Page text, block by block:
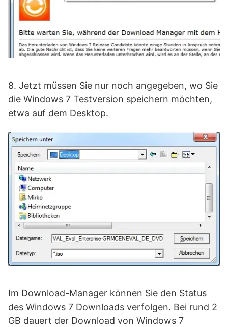
8. Jetzt müssen Sie nur noch angegeben, wo Sie
die Windows 7 Testversion speichern möchten,
etwa auf dem Desktop.
Im Download-Manager können Sie den Status
des Windows 7 Downloads verfolgen. Bei rund 2
GB dauert der Download von Windows 7